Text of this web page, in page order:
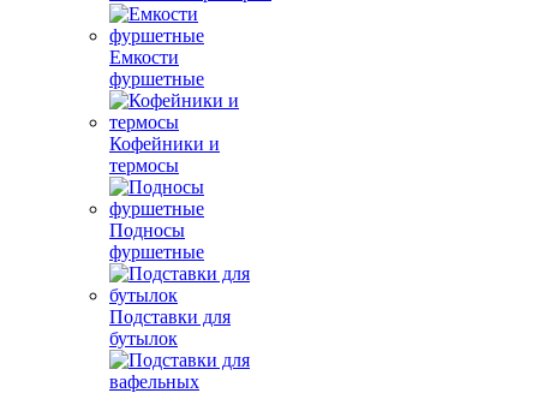
Емкости
фуршетные
Кофейники и
термосы
Подносы
фуршетные
Подставки для
бутылок